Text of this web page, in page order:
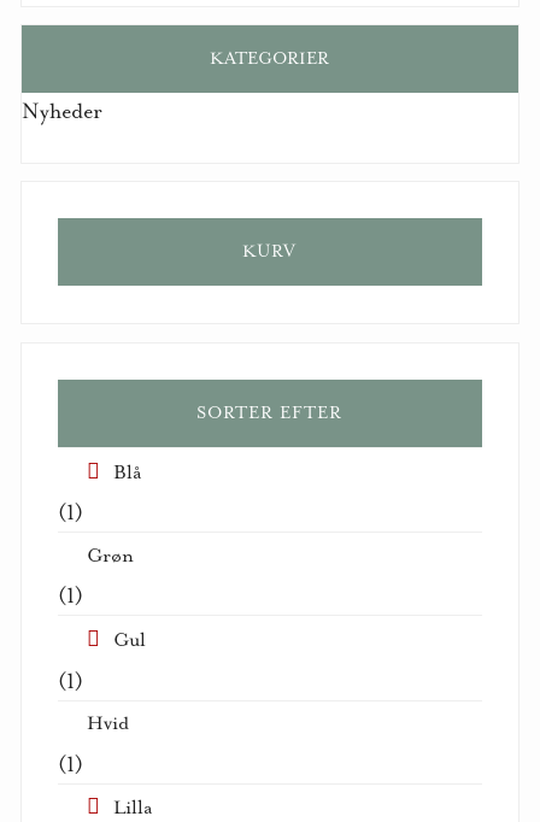
KATEGORIER
Nyheder
KURV
SORTER EFTER
Blå
(1)
Grøn
(1)
Gul
(1)
Hvid
(1)
Lilla